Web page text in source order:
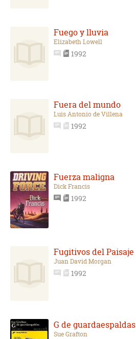
Fuego y lluvia
Elizabeth Lowell
1992
Fuera del mundo
Luis Antonio de Villena
1992
Fuerza maligna
Dick Francis
1992
Fugitivos del Paisaje
Juan David Morgan
1992
G de guardaespaldas
Sue Grafton